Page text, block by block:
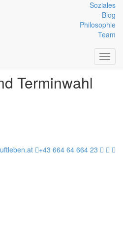
Soziales
Blog
Philosophie
Team
Terminwahl
+43 664 64 664 23